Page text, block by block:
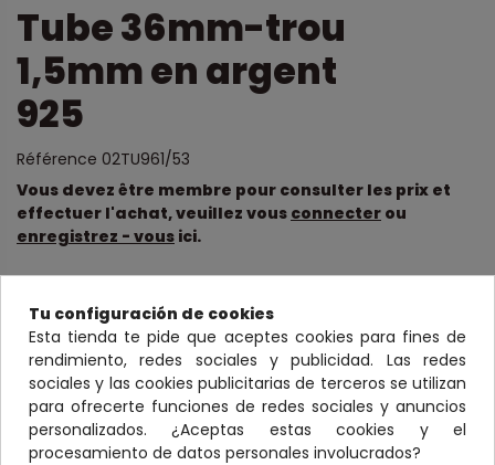
Tube 36mm-trou
1,5mm en argent
925
Référence 02TU961/53
Vous devez être membre pour consulter les prix et
effectuer l'achat, veuillez vous connecter ou
enregistrez - vous ici.
Tube en argent 925. Longueur de 36 mm, extérieur de 2
mm et intérieur de 1,5 mm.
Concernant les grandes quantités, des différences dans le
nombre de pièces de +/- 5 % sont possibles dans la
mesure où les commandes seront préparées par rapport
au poids moyen.
Tu configuración de cookies
Esta tienda te pide que aceptes cookies para fines de
rendimiento, redes sociales y publicidad. Las redes
sociales y las cookies publicitarias de terceros se utilizan
para ofrecerte funciones de redes sociales y anuncios
personalizados. ¿Aceptas estas cookies y el
procesamiento de datos personales involucrados?